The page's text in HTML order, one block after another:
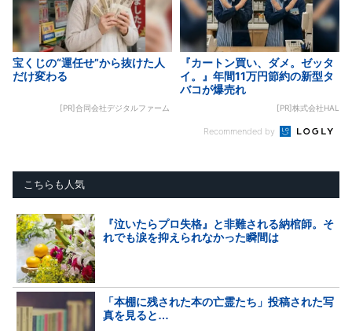
宝くじの“運任せ”から抜けた人
だけ変わる
[PR]合同会社デジタルファーム
『カートン買い、ダメ。ゼッタ
イ。』年間11万円節約の新型タ
バコが爆売れ
[PR]株式会社HAL
Recommended by
こちらも人気
『泣いたらプロ失格』と非難される納棺師。そ
れでも涙を抑えられなかった瞬間は
「本棚に残された本の亡霊たち」投稿された写
真を見ると…